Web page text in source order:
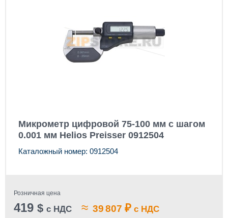
Микрометр цифровой 75-100 мм с шагом
0.001 мм Helios Preisser 0912504
Каталожный номер: 0912504
Розничная цена
419 $ с НДС ≈ 39 807 ₽ с НДС